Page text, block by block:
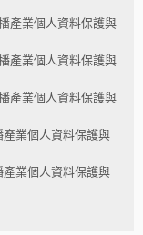
產業個人資料保護與
產業個人資料保護與
產業個人資料保護與
產業個人資料保護與
產業個人資料保護與